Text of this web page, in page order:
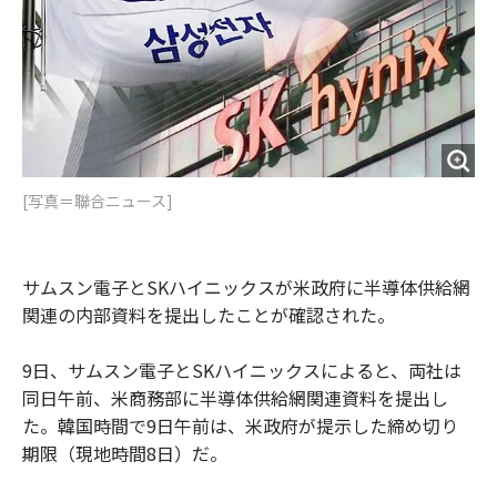
[写真＝聯合ニュース]
サムスン電子とSKハイニックスが米政府に半導体供給網
関連の内部資料を提出したことが確認された。
9日、サムスン電子とSKハイニックスによると、両社は
同日午前、米商務部に半導体供給網関連資料を提出し
た。韓国時間で9日午前は、米政府が提示した締め切り
期限（現地時間8日）だ。